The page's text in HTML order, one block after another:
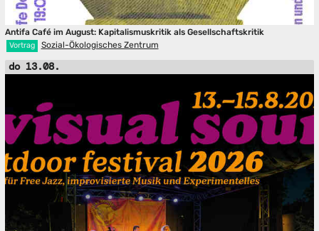
Antifa Café im August: Kapitalismuskritik als Gesellschaftskritik
Vortrag Sozial-Ökologisches Zentrum
do 13.08.